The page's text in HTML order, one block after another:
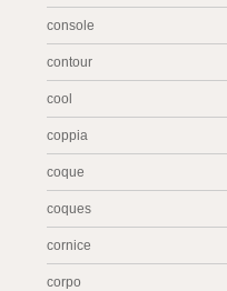
console
contour
cool
coppia
coque
coques
cornice
corpo